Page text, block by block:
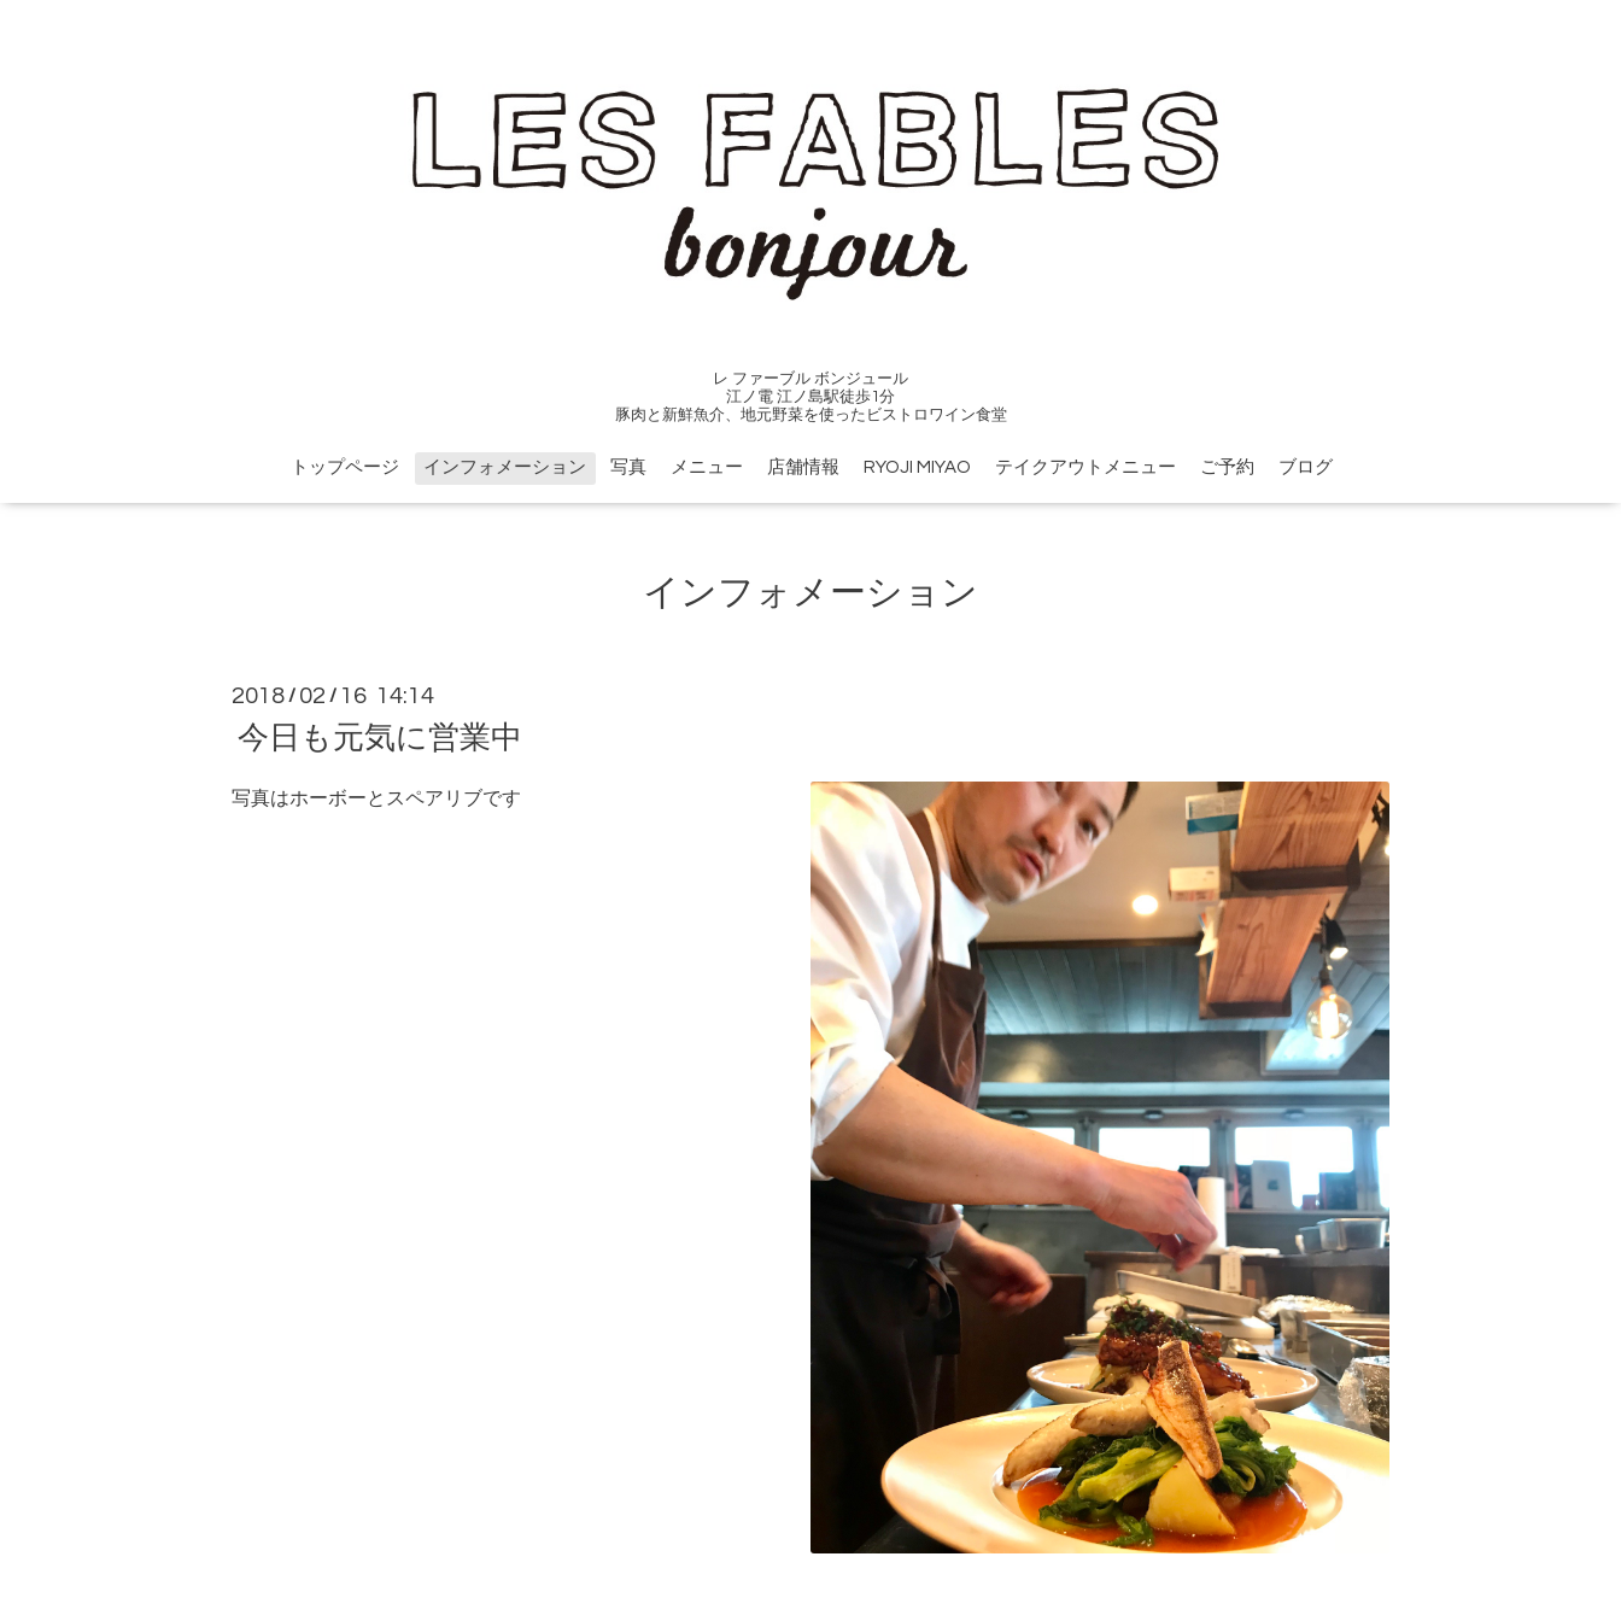
レ ファーブル ボンジュール
江ノ電 江ノ島駅徒歩1分
豚肉と新鮮魚介、地元野菜を使ったビストロワイン食堂
トップページ インフォメーション 写真 メニュー 店舗情報 RYOJI MIYAO テイクアウトメニュー ご予約 ブログ
インフォメーション
2018 / 02 / 16 14:14
今日も元気に営業中
写真はホーボーとスペアリブです